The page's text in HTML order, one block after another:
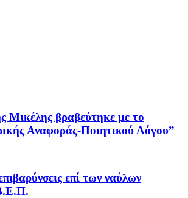
Μικέλης βραβεύτηκε με το
Αναφοράς-Ποιητικού Λόγου”
επί των ναύλων